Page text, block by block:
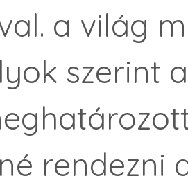
a világ
szerint
rendezni